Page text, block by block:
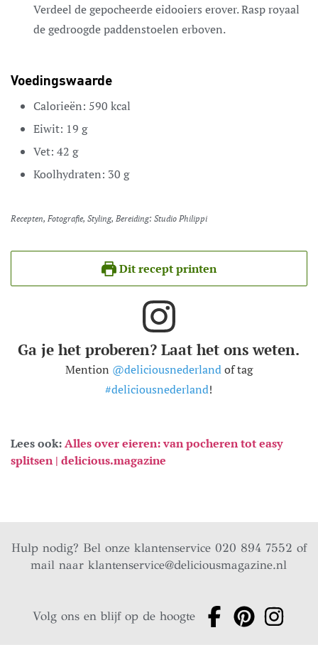
Verdeel de gepocheerde eidooiers erover. Rasp royaal
de gedroogde paddenstoelen erboven.
Voedingswaarde
Calorieën: 590 kcal
Eiwit: 19 g
Vet: 42 g
Koolhydraten: 30 g
Recepten, Fotografie, Styling, Bereiding: Studio Philippi
Dit recept printen
Ga je het proberen? Laat het ons weten.
Mention @deliciousnederlandof tag
#deliciousnederland!
Lees ook:Alles over eieren: van pocheren tot easy
splitsen | delicious.magazine
Hulp nodig? Bel onze klantenservice 020 894 7552 of
mail naarklantenservice@deliciousmagazine.nl
Volg ons en blijf op de hoogte